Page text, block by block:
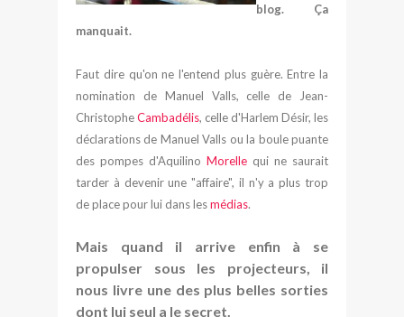
blog. Ça
manquait.
Faut dire qu'on ne l'entend plus guère. Entre la
nomination de Manuel Valls, celle de Jean-
ChristopheCambadélis, celle d'Harlem Désir, les
déclarations de Manuel Valls ou la boule puante
des pompes d'Aquilino Morelle qui ne saurait
tarder à devenir une "affaire", il n'y a plus trop
de place pour lui dans lesmédias.
Mais quand il arrive enfin à se
propulser sous les projecteurs, il
nous livre une des plus belles sorties
dont lui seul a le secret.